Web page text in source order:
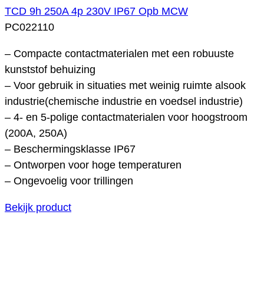
TCD 9h 250A 4p 230V IP67 Opb MCW
PC022110
– Compacte contactmaterialen met een robuuste
kunststof behuizing
– Voor gebruik in situaties met weinig ruimte alsook
industrie(chemische industrie en voedsel industrie)
– 4- en 5-polige contactmaterialen voor hoogstroom
(200A, 250A)
– Beschermingsklasse IP67
– Ontworpen voor hoge temperaturen
– Ongevoelig voor trillingen
Bekijk product